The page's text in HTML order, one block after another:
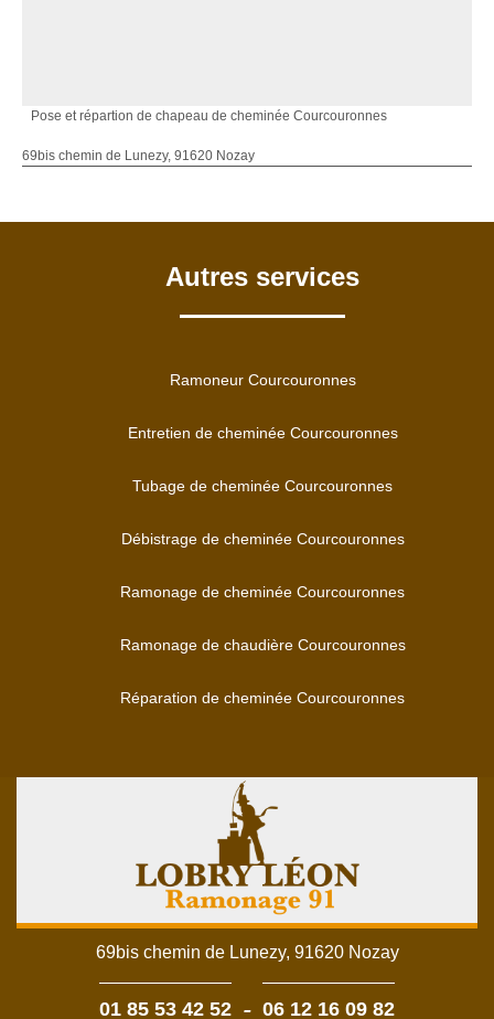
Pose et répartion de chapeau de cheminée Courcouronnes
69bis chemin de Lunezy, 91620 Nozay
Autres services
Ramoneur Courcouronnes
Entretien de cheminée Courcouronnes
Tubage de cheminée Courcouronnes
Débistrage de cheminée Courcouronnes
Ramonage de cheminée Courcouronnes
Ramonage de chaudière Courcouronnes
Réparation de cheminée Courcouronnes
69bis chemin de Lunezy, 91620 Nozay
01 85 53 42 52 - 06 12 16 09 82